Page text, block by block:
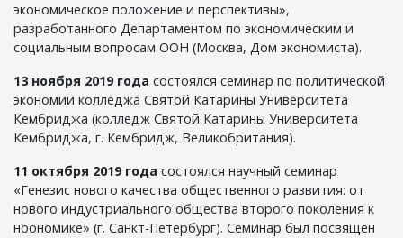
экономическое положение и перспективы»,
разработанного Департаментом по экономическим и
социальным вопросам ООН (Москва, Дом экономиста).
13 ноября 2019 года состоялся семинар по политической
экономии колледжа Святой Катарины Университета
Кембриджа (колледж Святой Катарины Университета
Кембриджа, г. Кембридж, Великобритания).
11 октября 2019 года состоялся научный семинар
«Генезис нового качества общественного развития: от
нового индустриального общества второго поколения к
ноономике» (г. Санкт-Петербург). Семинар был посвящен